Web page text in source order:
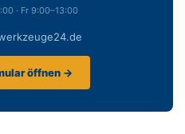
· Fr 9:00–13:00
öffnen →